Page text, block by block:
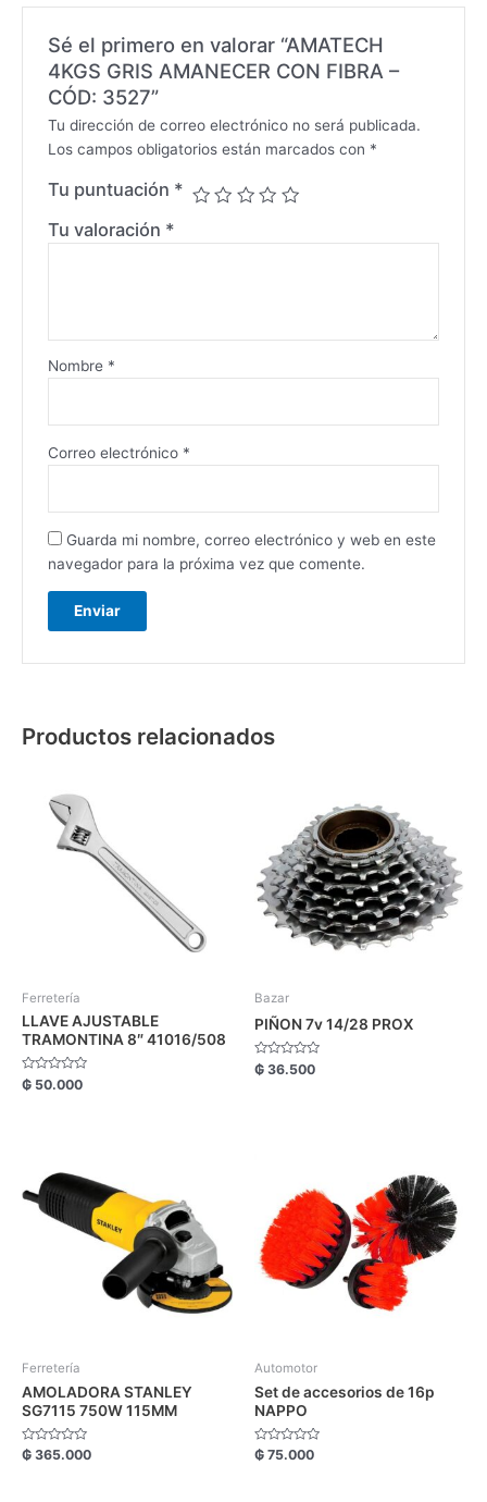
Sé el primero en valorar “AMATECH
4KGS GRIS AMANECER CON FIBRA –
CÓD: 3527”
Tu dirección de correo electrónico no será publicada.
Los campos obligatorios están marcados con *
Tu puntuación *
Tu valoración *
Nombre *
Correo electrónico *
Guarda mi nombre, correo electrónico y web en este
navegador para la próxima vez que comente.
Productos relacionados
Ferretería
LLAVE AJUSTABLE
TRAMONTINA 8″ 41016/508
Valorado
con
₲ 50.000
Bazar
PIÑON 7v 14/28 PROX
Valorado
con
₲ 36.500
Ferretería
AMOLADORA STANLEY
SG7115 750W 115MM
Valorado
con
₲ 365.000
Automotor
Set de accesorios de 16p
NAPPO
Valorado
con
₲ 75.000